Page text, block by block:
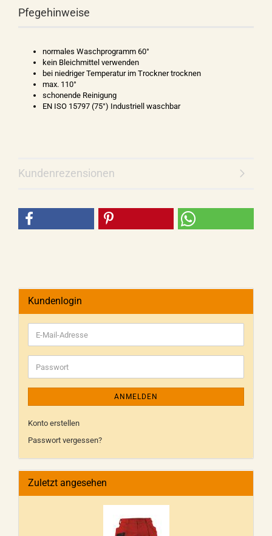
Pfegehinweise
normales Waschprogramm 60°
kein Bleichmittel verwenden
bei niedriger Temperatur im Trockner trocknen
max. 110°
schonende Reinigung
EN ISO 15797 (75°) Industriell waschbar
Kundenrezensionen
Kundenlogin
ANMELDEN
Konto erstellen
Passwort vergessen?
Zuletzt angesehen